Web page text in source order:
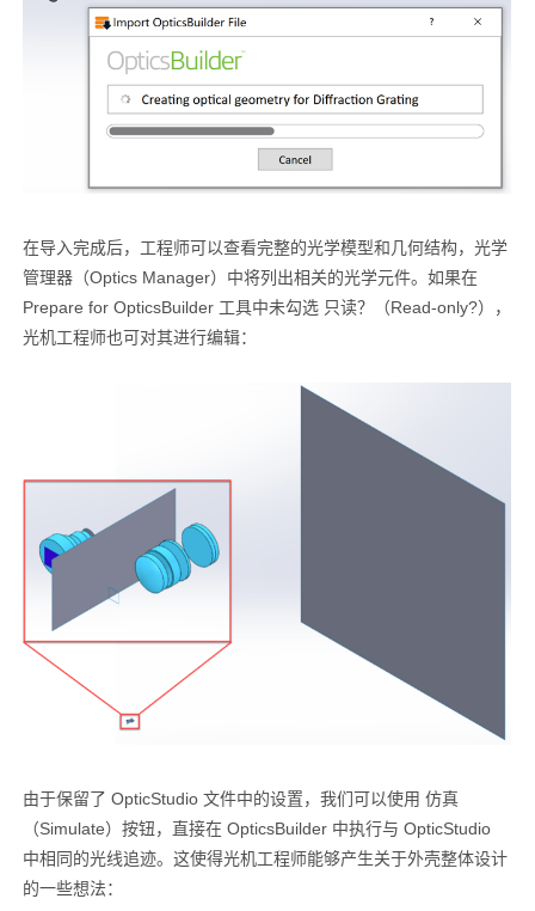
在导入完成后，工程师可以查看完整的光学模型和几何结构，光学
管理器（Optics Manager）中将列出相关的光学元件。如果在
Prepare for OpticsBuilder 工具中未勾选 只读？（Read-only?），
光机工程师也可对其进行编辑：
由于保留了 OpticStudio 文件中的设置，我们可以使用 仿真
（Simulate）按钮，直接在 OpticsBuilder 中执行与 OpticStudio
中相同的光线追迹。这使得光机工程师能够产生关于外壳整体设计
的一些想法：